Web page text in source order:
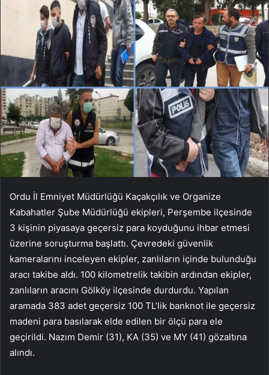
Ordu İl Emniyet Müdürlüğü Kaçakçılık ve Organize
Kabahatler Şube Müdürlüğü ekipleri, Perşembe ilçesinde
3 kişinin piyasaya geçersiz para koyduğunu ihbar etmesi
üzerine soruşturma başlattı. Çevredeki güvenlik
kameralarını inceleyen ekipler, zanlıların içinde bulunduğu
aracı takibe aldı. 100 kilometrelik takibin ardından ekipler,
zanlıların aracını Gölköy ilçesinde durdurdu. Yapılan
aramada 383 adet geçersiz 100 TL’lik banknot ile geçersiz
madeni para basılarak elde edilen bir ölçü para ele
geçirildi. Nazım Demir (31), KA (35) ve MY (41) gözaltına
alındı.